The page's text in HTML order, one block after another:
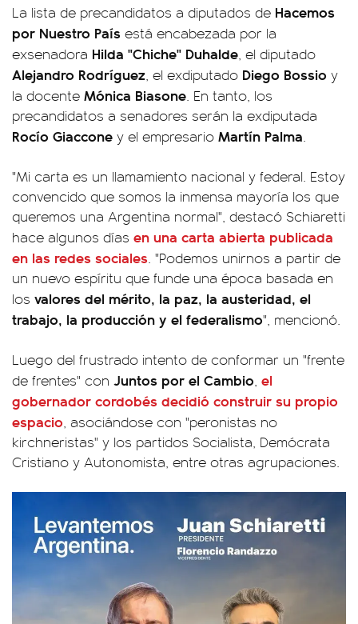
La lista de precandidatos a diputados de Hacemos
por Nuestro País está encabezada por la
exsenadora Hilda "Chiche" Duhalde, el diputado
Alejandro Rodríguez, el exdiputado Diego Bossio y
la docente Mónica Biasone. En tanto, los
precandidatos a senadores serán la exdiputada
Rocío Giaccone y el empresario Martín Palma.
"Mi carta es un llamamiento nacional y federal. Estoy
convencido que somos la inmensa mayoría los que
queremos una Argentina normal", destacó Schiaretti
hace algunos días en una carta abierta publicada
en las redes sociales. "Podemos unirnos a partir de
un nuevo espíritu que funde una época basada en
los valores del mérito, la paz, la austeridad, el
trabajo, la producción y el federalismo", mencionó.
Luego del frustrado intento de conformar un "frente
de frentes" con Juntos por el Cambio, el
gobernador cordobés decidió construir su propio
espacio, asociándose con "peronistas no
kirchneristas" y los partidos Socialista, Demócrata
Cristiano y Autonomista, entre otras agrupaciones.